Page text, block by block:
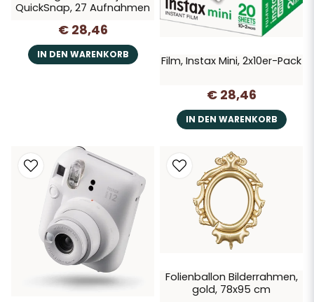
QuickSnap, 27 Aufnahmen
€ 28,46
IN DEN WARENKORB Film, Instax Mini, 2x10er-Pack
€ 28,46
IN DEN WARENKORB
Folienballon Bilderrahmen,
gold, 78x95 cm